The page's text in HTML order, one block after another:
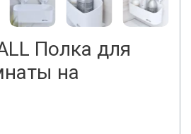
Полка для
на